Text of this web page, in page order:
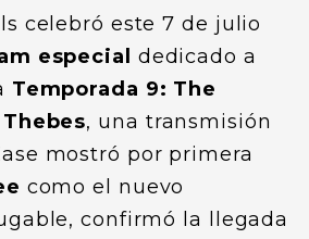
celebró este 7 de julio
especial
dedicado a
Temporada 9: The
, una transmisión
mostró por primera
como el nuevo
confirmó la llegada